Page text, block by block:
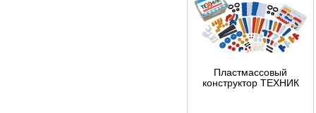
Пластмассовый
конструктор ТЕХНИК